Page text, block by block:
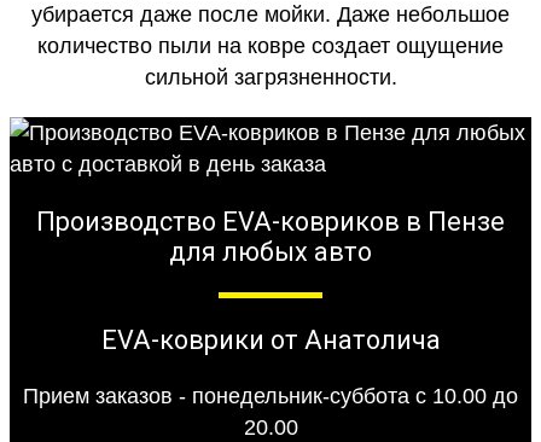
убирается даже после мойки. Даже небольшое
количество пыли на ковре создает ощущение
сильной загрязненности.
Производство EVA-ковриков в Пензе
для любых авто
EVA-коврики от Анатолича
Прием заказов - понедельник-суббота с 10.00 до
20.00